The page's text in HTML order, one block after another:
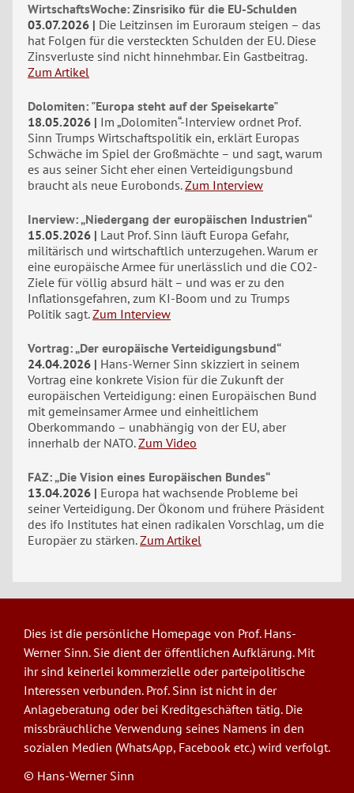
WirtschaftsWoche: Zinsrisiko für die EU-Schulden
03.07.2026
Die Leitzinsen im Euroraum steigen – das
hat Folgen für die versteckten Schulden der EU. Diese
Zinsverluste sind nicht hinnehmbar. Ein Gastbeitrag.
Zum Artikel
Dolomiten: "Europa steht auf der Speisekarte"
18.05.2026
Im „Dolomiten“-Interview ordnet Prof.
Sinn Trumps Wirtschaftspolitik ein, erklärt Europas
Schwäche im Spiel der Großmächte – und sagt, warum
es aus seiner Sicht eher einen Verteidigungsbund
braucht als neue Eurobonds. Zum Interview
Inerview: „Niedergang der europäischen Industrien“
15.05.2026
Laut Prof. Sinn läuft Europa Gefahr,
militärisch und wirtschaftlich unterzugehen. Warum er
eine europäische Armee für unerlässlich und die CO2-
Ziele für völlig absurd hält – und was er zu den
Inflationsgefahren, zum KI-Boom und zu Trumps
Politik sagt. Zum Interview
Vortrag: „Der europäische Verteidigungsbund“
24.04.2026
Hans-Werner Sinn skizziert in seinem
Vortrag eine konkrete Vision für die Zukunft der
europäischen Verteidigung: einen Europäischen Bund
mit gemeinsamer Armee und einheitlichem
Oberkommando – unabhängig von der EU, aber
innerhalb der NATO. Zum Video
FAZ: „Die Vision eines Europäischen Bundes“
13.04.2026
Europa hat wachsende Probleme bei
seiner Verteidigung. Der Ökonom und frühere Präsident
des ifo Institutes hat einen radikalen Vorschlag, um die
Europäer zu stärken. Zum Artikel
Dies ist die persönliche Homepage von Prof. Hans-
Werner Sinn. Sie dient der öffentlichen Aufklärung. Mit
ihr sind keinerlei kommerzielle oder parteipolitische
Interessen verbunden. Prof. Sinn ist nicht in der
Anlageberatung oder bei Kreditgeschäften tätig. Die
missbräuchliche Verwendung seines Namens in den
sozialen Medien (WhatsApp, Facebook etc.) wird verfolgt.
© Hans-Werner Sinn